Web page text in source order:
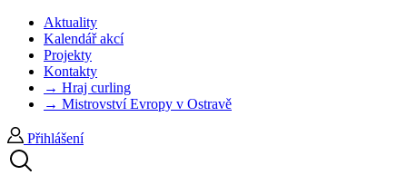
Aktuality
Kalendář akcí
Projekty
Kontakty
→ Hraj curling
→ Mistrovství Evropy v Ostravě
Přihlášení